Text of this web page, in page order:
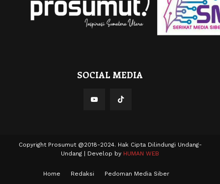
SOCIAL MEDIA
Copyright Prosumut @2018-2024. Hak Cipta Dilindungi Undang-
Undang | Develop by HUMAN WEB
Home Redaksi
Pedoman Media Siber